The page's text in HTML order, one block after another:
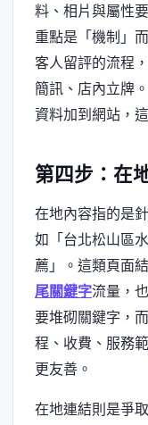
料、相片與屬性
重點是「機制」
客人留評的流程
簡訊、店內立牌
資料加到網站，
第四步：在
在地內容指的是
如「台北松山區
薦」。這類頁面
尾關鍵字流量，
要堆砌關鍵字，
程、收費、服務
更友善。
在地連結則是爭